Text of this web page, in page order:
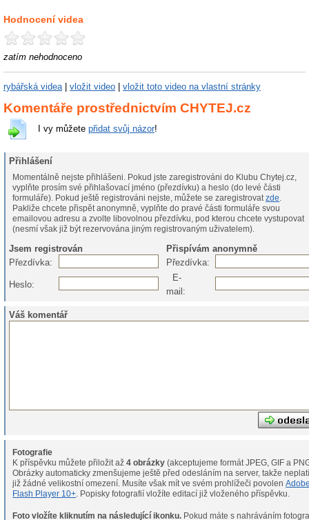
Hodnocení videa
zatím nehodnoceno
rybářská videa| vložit video vložit toto video na vlastní stránky
Komentáře prostřednictvím CHYTEJ.cz
I vy můžete přidat svůj názor!
Přihlášení
Momentálně nejste přihlášeni. Pokud jste zaregistrováni do Klubu Chytej.cz,
vyplňte prosím své přihlašovací jméno (přezdívku) a heslo (do levé části
formuláře). Pokud ještě registrováni nejste, můžete se zaregistrovatzde.
Pakliže chcete přispět anonymně, vyplňte do pravé části formuláře svou
emailovou adresu a zvolte libovolnou přezdívku, pod kterou chcete vystupovat
(nesmí však již být rezervována jiným registrovaným uživatelem).
Jsem registrován
Přispívám anonymně
Přezdívka:
Přezdívka:
Heslo:
E-
mail:
Váš komentář
Fotografie
K příspěvku můžete přiložit až4 obrázky (akceptujeme formát JPEG, GIF a
Obrázky automaticky zmenšujeme ještě před odesláním na server, takže
již žádné velikostní omezení. Musíte však mít ve svém prohlížeči povolen
Flash Player 10+ . Popisky fotografií vložíte editací již vloženého příspěvku.
Foto vložíte kliknutím na následující ikonku.